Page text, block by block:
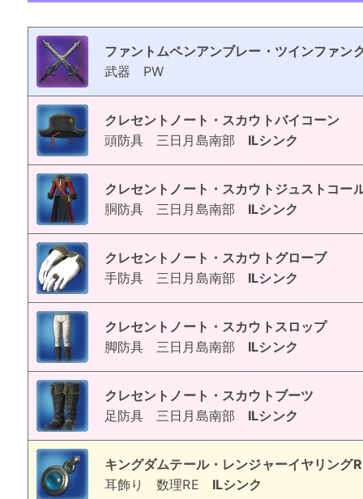
ファントムペンアンブレー・ツインファン
武器
PW
クレセントノート・スカウトバイコーン
頭防具
三日月島南部 ILシンク
クレセントノート・スカウトジュストコー
胴防具
三日月島南部 ILシンク
クレセントノート・スカウトグローブ
手防具
三日月島南部 ILシンク
クレセントノート・スカウトスロップ
脚防具
三日月島南部 ILシンク
クレセントノート・スカウトブーツ
足防具
三日月島南部 ILシンク
キングダムテール・レンジャーイヤリング
耳飾り
数理RE ILシンク